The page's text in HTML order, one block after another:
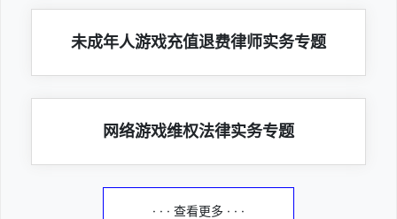
未成年人游戏充值退费律师实务专题
网络游戏维权法律实务专题
· · · 查看更多 · · ·